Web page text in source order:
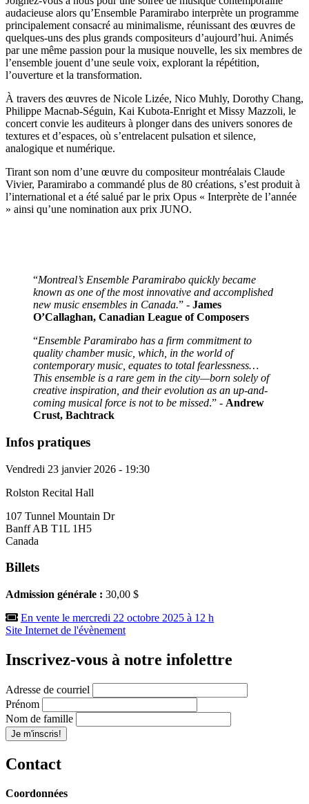
audacieuse alors qu’Ensemble Paramirabo interprète un programme
principalement consacré au minimalisme, réunissant des œuvres de
quelques-uns des plus grands compositeurs d’aujourd’hui. Animés
par une même passion pour la musique nouvelle, les six membres de
l’ensemble jouent d’une seule voix, explorant la répétition,
l’ouverture et la transformation.
À travers des œuvres de Nicole Lizée, Nico Muhly, Dorothy Chang,
Philippe Macnab-Séguin, Kai Kubota-Enright et Missy Mazzoli, le
concert convie les auditeurs à plonger dans des univers sonores de
textures et d’espaces, où s’entrelacent pulsation et silence,
analogique et numérique.
Tirant son nom d’une œuvre du compositeur montréalais Claude
Vivier, Paramirabo a commandé plus de 80 créations, s’est produit à
l’international et a été salué par le prix Opus « Interprète de l’année
» ainsi qu’une nomination aux prix JUNO.
“Montreal’s Ensemble Paramirabo quickly became
known as one of the most innovative and accomplished
new music ensembles in Canada.” - James
O’Callaghan, Canadian League of Composers
“Ensemble Paramirabo has a firm commitment to
quality chamber music, which, in the world of
contemporary music, equates to total fearlessness…
This ensemble is a rare gem in the city—born solely of
creative inspiration, and their evolution as an up-and-
coming musical force is not to be missed.” - Andrew
Crust, Bachtrack
Infos pratiques
Vendredi 23 janvier 2026 - 19:30
Rolston Recital Hall
107 Tunnel Mountain Dr
Banff AB T1L 1H5
Canada
Billets
Admission générale : 30,00 $
En vente le mercredi 22 octobre 2025 à 12 h
Site Internet de l'évènement
Inscrivez-vous à notre infolettre
Adresse de courriel
Prénom
Nom de famille
Contact
Coordonnées